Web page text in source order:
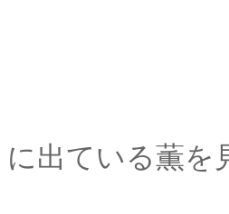
「薫
もう夜も
に出ている薫を
「そんな